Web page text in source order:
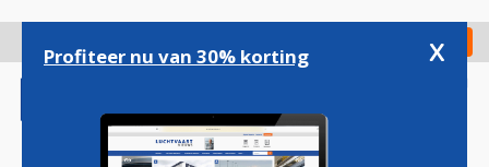
gaan
Check in
Profiteer nu van 30% korting x